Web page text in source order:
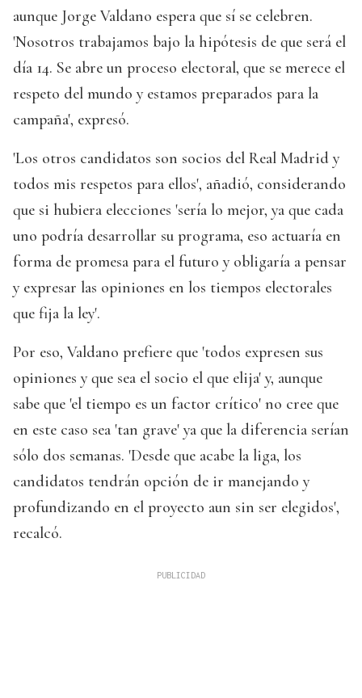
aunque Jorge Valdano espera que sí se celebren.
'Nosotros trabajamos bajo la hipótesis de que será el
día 14. Se abre un proceso electoral, que se merece el
respeto del mundo y estamos preparados para la
campaña', expresó.
'Los otros candidatos son socios del Real Madrid y
todos mis respetos para ellos', añadió, considerando
que si hubiera elecciones 'sería lo mejor, ya que cada
uno podría desarrollar su programa, eso actuaría en
forma de promesa para el futuro y obligaría a pensar
y expresar las opiniones en los tiempos electorales
que fija la ley'.
Por eso, Valdano prefiere que 'todos expresen sus
opiniones y que sea el socio el que elija' y, aunque
sabe que 'el tiempo es un factor crítico' no cree que
en este caso sea 'tan grave' ya que la diferencia serían
sólo dos semanas. 'Desde que acabe la liga, los
candidatos tendrán opción de ir manejando y
profundizando en el proyecto aun sin ser elegidos',
recalcó.